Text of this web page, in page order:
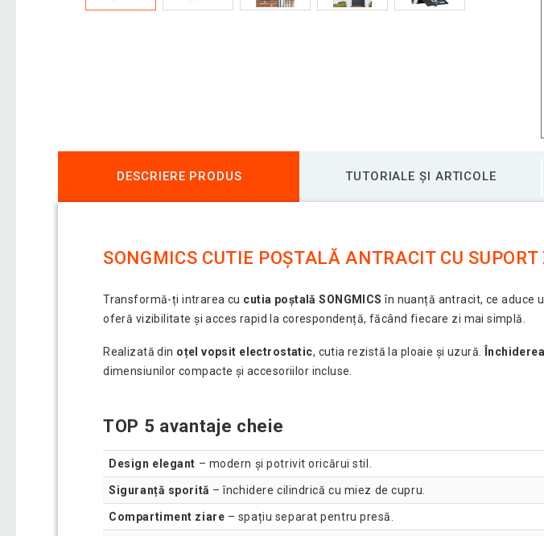
DESCRIERE PRODUS TUTORIALE ȘI ARTICOLE
SONGMICS CUTIE POȘTALĂ ANTRACIT CU
Transformă-ți intrarea cu cutia poștală SONGMICS în nuanță antracit, ce aduce
oferă vizibilitate și acces rapid la corespondență, făcând fiecare zi mai simplă.
Realizată din oțel vopsit electrostatic, cutia rezistă la ploaie și uzură.
dimensiunilor compacte și accesoriilor incluse.
TOP 5 avantaje cheie
Design elegant – modern și potrivit oricărui stil.
Siguranță sporită – închidere cilindrică cu miez de cupru.
Compartiment ziare – spațiu separat pentru presă.